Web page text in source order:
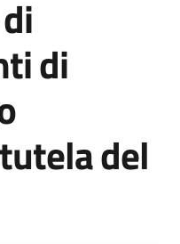
di
del